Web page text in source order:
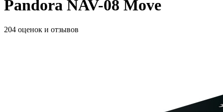
Pandora NAV-08 Move
204 оценок и отзывов